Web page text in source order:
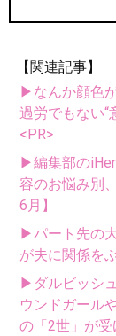
【関連記事】
▶なんか顔色
過労でもない“
<PR>
▶編集部の
容のお悩み別
6月】
▶パート先の
が夫に関係を
▶ダルビッシ
ウンドガール
の「2世」が受